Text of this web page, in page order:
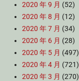
2020 年 9 月 (52)
2020 年 8 月 (12)
2020 年 7 月 (34)
2020 年 6 月 (28)
2020 年 5 月 (497)
2020 年 4 月 (721)
2020 年 3 月 (270)